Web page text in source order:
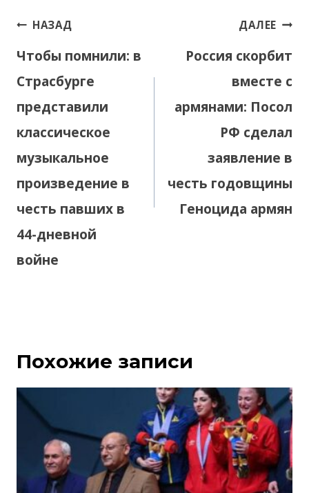
Навигация
записям
НАЗАД
Чтобы помнили: в
Страсбурге
представили
классическое
музыкальное
произведение в
честь павших в
44-дневной
войне
ДАЛЕЕ
Россия скорбит
вместе с
армянами: Посол
РФ сделал
заявление в
честь годовщины
Геноцида армян
Похожие записи